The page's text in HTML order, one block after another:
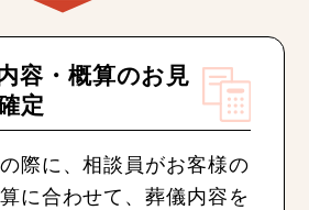
容・概算のお見
定
際に、相談員がお客様の
に合わせて、葬儀内容を